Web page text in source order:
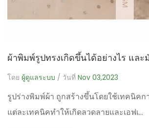
โดย ผู้ดูแลระบบ / วันที่ Nov 03,2023
รูปร่างพิมพ์ผ้า ถูกสร้างขึ้นโดยใช้เทคนิคก
แต่ละเทคนิคทำให้เกิดลวดลายและเอฟเ...